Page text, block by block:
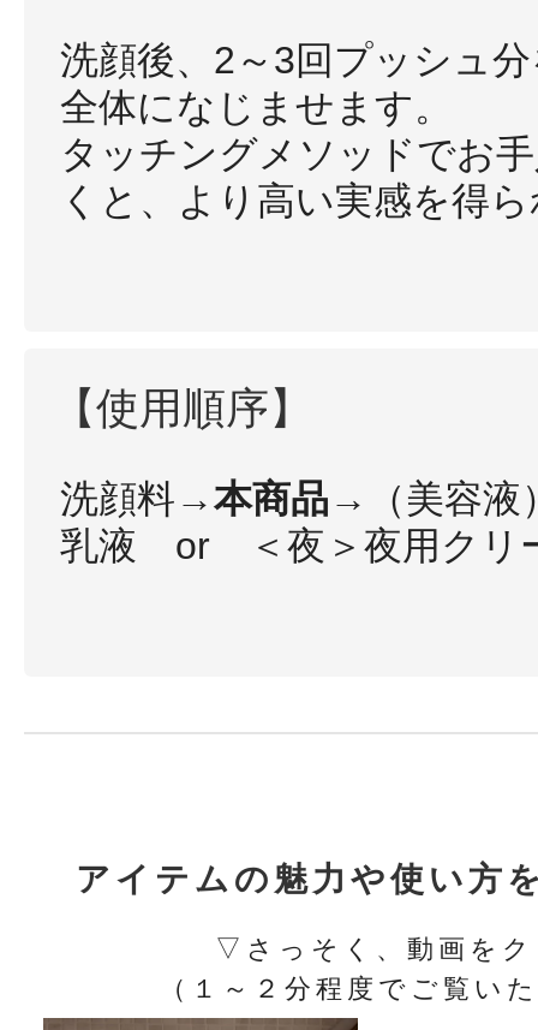
洗顔後、2～3回プッシュ
全体になじませます。
タッチングメソッドでお
くと、より高い実感を得
【使用順序】
洗顔料→本商品→（美容液
乳液 or ＜夜＞夜用クリ
アイテムの魅力や使い方
▽さっそく、動画を
（１～２分程度でご覧い